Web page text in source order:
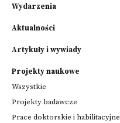
Wydarzenia
Aktualności
Artykuły i wywiady
Projekty naukowe
Wszystkie
Projekty badawcze
Prace doktorskie i habilitacyjne